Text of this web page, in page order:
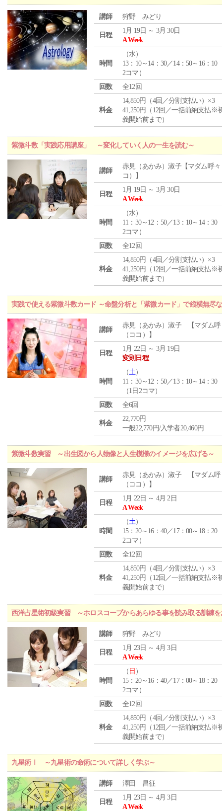
講師 狩野 みどり
日程
1月 19日 ～ 3月 30日
A Week
時間
（水）
13：10～14：30／14：50～16：10
2コマ）
回数
全12回
料金
14,850円（4回／分割支払い）×3
41,250円（12回／一括前納支払※
義開始前まで）
紫微斗数「実践応用講座」 ～変化していく人の一生を読む～
講師
赤見（あかみ）淑子【マダム呼々
コ）】
日程
1月 19日 ～ 3月 30日
A Week
時間
（水）
11：30～12：50／13：10～14：30
2コマ）
回数
全12回
料金
14,850円（4回／分割支払い）×3
41,250円（12回／一括前納支払※
義開始前まで）
実践で使える紫微斗数カード ～命盤分析と「紫微カード」で縦横無尽
講師
赤見（あかみ）淑子 【マダム呼
（ココ）】
日程
1月 22日 ～ 3月 19日
変則日程
時間
（土）
11：30～12：50／13：10～14：30
（1日2コマ）
回数
全6回
料金
22,770円
一般22,770円/入学者20,460円
紫微斗数実習 ～出生図から人物像と人生模様のイメージを広げる～
講師
赤見（あかみ）淑子 【マダム呼
（ココ）】
日程
1月 22日 ～ 4月 2日
A Week
時間
（土）
15：20～16：40／17：00～18：20
2コマ）
回数
全12回
料金
14,850円（4回／分割支払い）×3
41,250円（12回／一括前納支払※
義開始前まで）
西洋占星術初級実習 ～ホロスコープからあらゆる事を読み取る訓練を
講師 狩野 みどり
日程
1月 23日 ～ 4月 3日
A Week
時間
（ 日 ）
15：20～16：40／17：00～18：20
2コマ）
回数
全12回
料金
14,850円（4回／分割支払い）×3
41,250円（12回／一括前納支払※
義開始前まで）
九星術Ⅰ ～九星術の命術について詳しく学ぶ～
講師 澤田 昌征
日程
1月 23日 ～ 4月 3日
A Week